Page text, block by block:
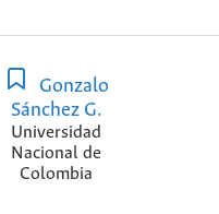
Gonzalo
Sánchez G.
Universidad
Nacional de
Colombia